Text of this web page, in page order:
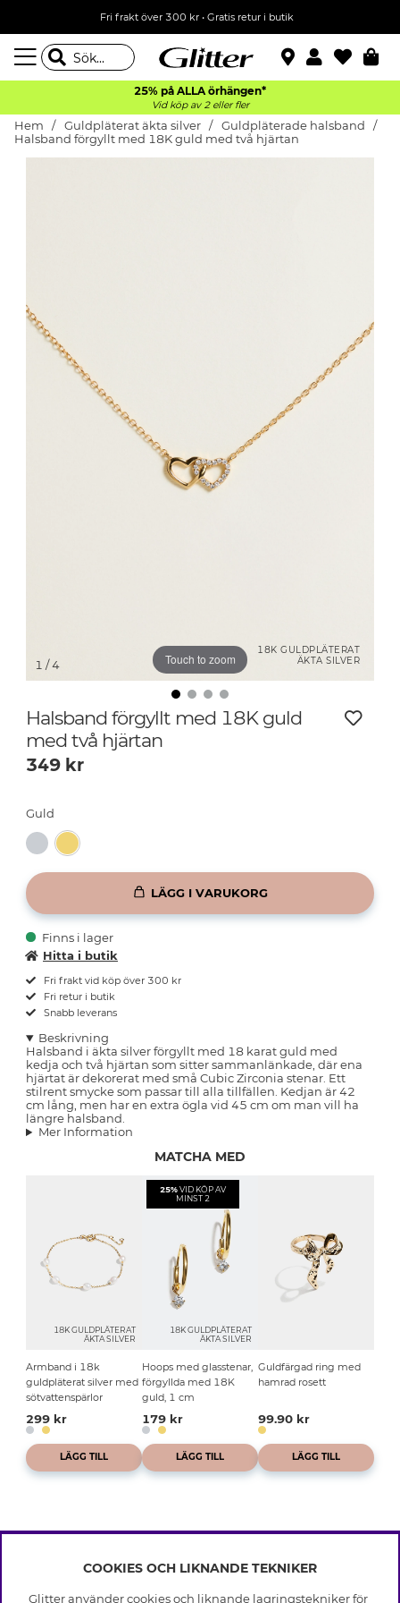
Fri frakt över 300 kr• Gratis retur i butik
25% på ALLA örhängen*
Vid köp av 2 eller fler
Hem Guldpläterat äkta silver
Guldpläterade halsband
Halsband förgyllt med 18K guld med två hjärtan
18K GULDPLÄTERAT
ÄKTA SILVER
Touch to zoom
1 / 4
Halsband förgyllt med 18K guld
med två hjärtan
349 kr
Guld
LÄGG I VARUKORG
Finns i lager
Hitta i butik
Fri frakt vid köp över 300 kr
Fri retur i butik
Snabb leverans
Beskrivning
Halsband i äkta silver förgyllt med 18 karat guld med
kedja och två hjärtan som sitter sammanlänkade, där ena
hjärtat är dekorerat med små Cubic Zirconia stenar. Ett
stilrent smycke som passar till alla tillfällen. Kedjan är 42
cm lång, men har en extra ögla vid 45 cm om man vill ha
längre halsband.
Mer Information
MATCHA MED
18K GULDPLÄTERAT
ÄKTA SILVER
Armband i 18k
guldpläterat silver med
sötvattenspärlor
299 kr
LÄGG TILL
25% VID KÖP AV
MINST 2
18K GULDPLÄTERAT
ÄKTA SILVER
Hoops med glasstenar,
förgyllda med 18K
guld, 1 cm
179 kr
LÄGG TILL
Guldfärgad ring med
hamrad rosett
99.90 kr
LÄGG TILL
INFO
COOKIES OCH LIKNANDE TEKNIKER
Glitter använder cookies och liknande lagringstekniker för